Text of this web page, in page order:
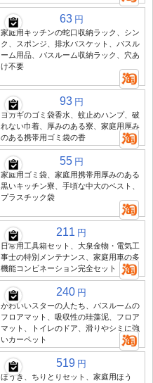
63 円
家庭用キッチンの蛇口収納ラック、シン
ク、スポンジ、排水バスケット、バスル
ーム用品、バスルーム収納ラック、穴あ
け不要
93 円
ヨガギのゴミ袋香水、蚊止めハンプ、破
れない巾着、厚みのある寮、家庭用厚み
のある携帯用ゴミ袋の香
55 円
家庭用ゴミ袋、家庭用携帯用厚みのある
黒いキッチン寮、手頃な中大のベスト、
プラスチック袋
211 円
日常用工具箱セット、大泉金物・電気工
事士の特別メンテナンス、家庭用車の多
機能コンビネーション完全セット
240 円
かわいいスターの人たち、バスルームの
フロアマット、吸収性の珪藻泥、フロア
マット、トイレのドア、滑りやシミに強
いカーペット
519 円
ほうき、ちりとりセット、家庭用ほう